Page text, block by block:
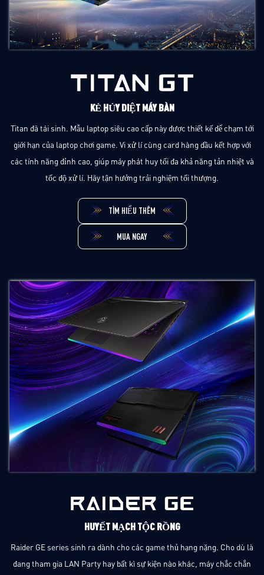
KẺ HỦY DIỆT MÁY BÀN
Titan đã tái sinh. Mẫu laptop siêu cao cấp này được thiết kế để chạm tới
giới hạn của laptop chơi game. Vi xử lí cùng card hàng đầu kết hợp với
các tính năng đỉnh cao, giúp máy phát huy tối đa khả năng tản nhiệt và
tốc độ xử lí. Hãy tận hưởng trải nghiệm tối thượng.
TÌM HIỂU THÊM
MUA NGAY
HUYẾT MẠCH TỘC RỒNG
Raider GE series sinh ra dành cho các game thủ hạng nặng. Cho dù là
đang tham gia LAN Party hay bất kì sự kiện nào khác, máy chắc chắn